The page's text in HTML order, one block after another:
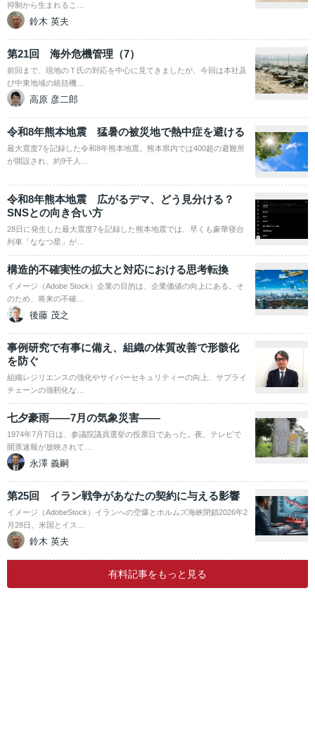
抑制から生まれるこ…
鈴木 英夫
第21回 海外危機管理（7）
前回まで、現地のＴ氏の対応を中心に見てきましたが、今回は本社及
び中東地域の統括機…
高原 彦二郎
令和8年熊本地震 猛暑の被災地で熱中症を避ける
最大震度7を記録した令和8年熊本地震。熊本県内では400超の避難所
が開設され、約9千人…
令和8年熊本地震 広がるデマ、どう見分ける？
SNSとの向き合い方
28日に発生した最大震度7を記録した熊本地震では、早くも豪華寝台
列車「ななつ星」が…
構造的不確実性の拡大と対応における思考転換
イメージ（Adobe Stock）企業の目的は、企業価値の向上にある。そ
のため、将来の不確…
後藤 茂之
事例研究で有事に備え、組織の体質改善で形骸化
を防ぐ
組織レジリエンスの強化やサイバーセキュリティーの向上、サプライ
チェーンの強靭化な…
七夕豪雨――7月の気象災害――
1974年7月7日は、参議院議員選挙の投票日であった。夜、テレビで
開票速報が放映されて…
永澤 義嗣
第25回 イラン戦争があなたの契約に与える影響
イメージ（AdobeStock）イランへの空爆とホルムズ海峡閉鎖2026年2
月28日、米国とイス…
鈴木 英夫
有料記事をもっと見る